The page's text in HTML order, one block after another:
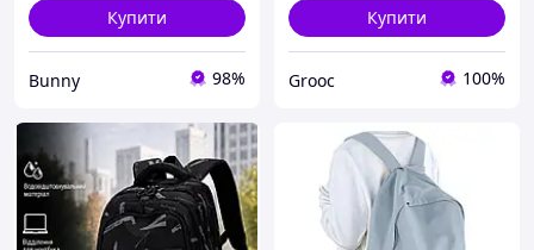
Купити
Bunny 98%
Купити
Grooc 100%